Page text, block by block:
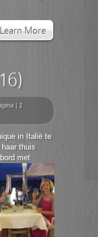
Learn More
| 1
in Italië te
thuis
met